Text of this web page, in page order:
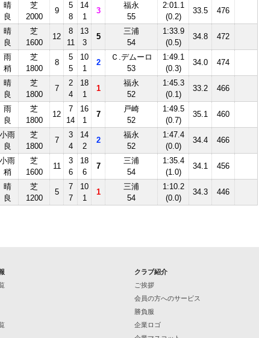
晴
良
芝
2000
9
5
8
14
1
3
福永
55
2:01.1
(0.2)
33.5 476
晴
良
芝
1600
12
8
11
13
3
5
三浦
54
1:33.9
(0.5)
34.8 472
雨
稍
芝
1800
8
5
5
10
1
2
Ｃ.デムーロ
53
1:49.1
(0.3)
34.0 474
晴
良
芝
1800
7
2
4
18
1
1
福永
52
1:45.3
(0.1)
33.2 466
雨
良
芝
1800
12
7
14
16
1
7
戸崎
52
1:49.5
(0.7)
35.1 460
小雨
良
芝
1800
7
3
4
14
2
2
福永
52
1:47.4
(0.0)
34.4 466
小雨
稍
芝
1600
11
3
6
18
6
7
三浦
54
1:35.4
(1.0)
34.1 456
晴
良
芝
1200
5
7
7
10
1
1
三浦
54
1:10.2
(0.0)
34.3 446
クラブ紹介
ご挨拶
会員の方へのサービス
勝負服
企業ロゴ